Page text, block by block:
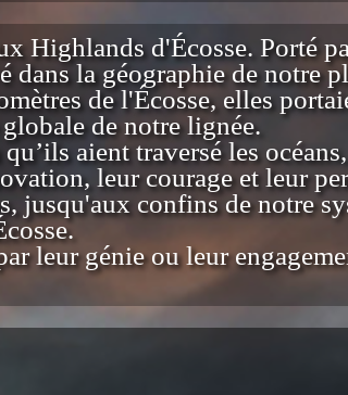
d'Écosse. Porté
la géographie de notre
de l'Écosse, elles
de notre lignée.
aient traversé les
leur courage et leur
jusqu'aux confins de notre
leur génie ou leur